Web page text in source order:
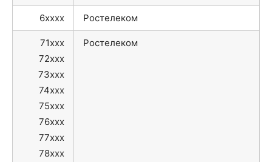
6xxxx Ростелеком
71xxx
72xxx
73xxx
74xxx
75xxx
76xxx
77xxx
78xxx
Ростелеком